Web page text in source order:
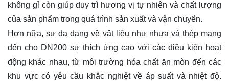
không gỉ còn giúp duy trì hương vị tự nhiên và chất lượng
của sản phẩm trong quá trình sản xuất và vận chuyển.
Hơn nữa, sự đa dạng về vật liệu như nhựa và thép mang
đến cho DN200 sự thích ứng cao với các điều kiện hoạt
động khác nhau, từ môi trường hóa chất ăn mòn đến các
khu vực có yêu cầu khắc nghiệt về áp suất và nhiệt độ.